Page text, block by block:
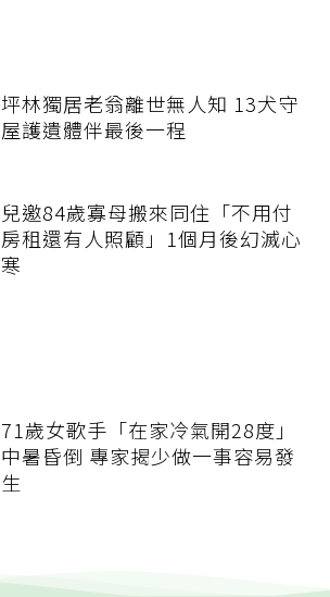
坪林獨居老翁離世無人知 13犬守
屋護遺體伴最後一程
兒邀84歲寡母搬來同住「不用付
房租還有人照顧」1個月後幻滅心
寒
71歲女歌手「在家冷氣開28度」
中暑昏倒 專家揭少做一事容易發
生